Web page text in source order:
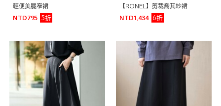
輕便美腿窄裙
NTD795
5折
【RONEL】剪裁喬其紗裙
NTD1,434
6折